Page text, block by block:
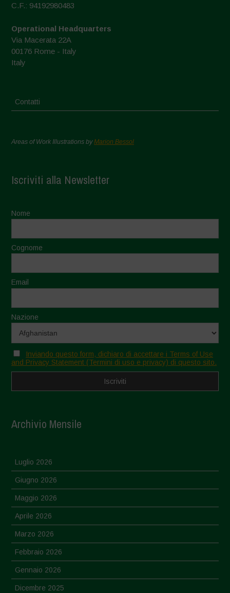
C.F.: 94192980483
Operational Headquarters
Via Macerata 22A
00176 Rome - Italy
Italy
Contatti
Areas of Work Illustrations byMarion Bessol
Iscriviti alla Newsletter
Nome
Cognome
Email
Nazione
Inviando questo form, dichiaro di accettare i Terms of Use
and Privacy Statement (Termini di uso e privacy) di questo sito.
Archivio Mensile
Luglio 2026
Giugno 2026
Maggio 2026
Aprile 2026
Marzo 2026
Febbraio 2026
Gennaio 2026
Dicembre 2025